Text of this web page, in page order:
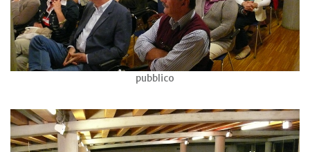
pubblico